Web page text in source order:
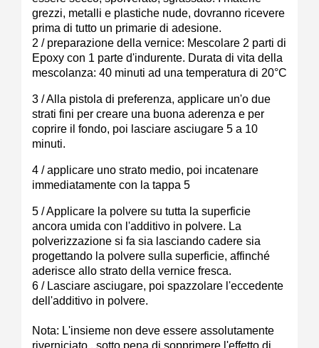
grezzi, metalli e plastiche nude, dovranno ricevere
prima di tutto un primarie di adesione.
2 / preparazione della vernice: Mescolare 2 parti di
Epoxy con 1 parte d'indurente. Durata di vita della
mescolanza: 40 minuti ad una temperatura di 20°C
3 / Alla pistola di preferenza, applicare un'o due
strati fini per creare una buona aderenza e per
coprire il fondo, poi lasciare asciugare 5 a 10
minuti.
4 / applicare uno strato medio, poi incatenare
immediatamente con la tappa 5
5 / Applicare la polvere su tutta la superficie
ancora umida con l'additivo in polvere. La
polverizzazione si fa sia lasciando cadere sia
progettando la polvere sulla superficie, affinché
aderisce allo strato della vernice fresca.
6 / Lasciare asciugare, poi spazzolare l'eccedente
dell'additivo in polvere.
Nota: L'insieme non deve essere assolutamente
riverniciato , sotto pena di sopprimere l'effetto di